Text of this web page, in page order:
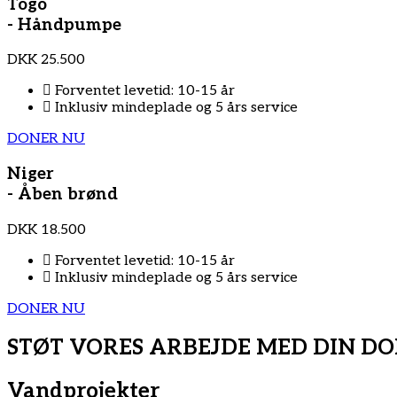
Togo
- Håndpumpe
DKK 25.500
Forventet levetid: 10-15 år
Inklusiv mindeplade og 5 års service
DONER NU
Niger
- Åben brønd
DKK 18.500
Forventet levetid: 10-15 år
Inklusiv mindeplade og 5 års service
DONER NU
STØT VORES ARBEJDE MED DIN
Vandprojekter